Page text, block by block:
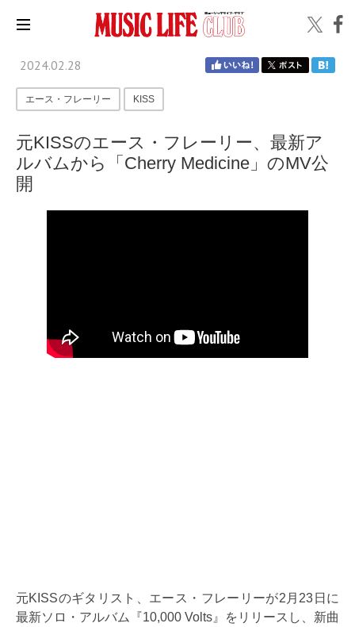
2024.02.28
エース・フレーリー KISS
元KISSのエース・フレーリー、最新ア
ルバムから「Cherry Medicine」のMV公
開
元KISSのギタリスト、エース・フレーリーが2月23日に
最新ソロ・アルバム『10,000 Volts』をリリースし、新曲